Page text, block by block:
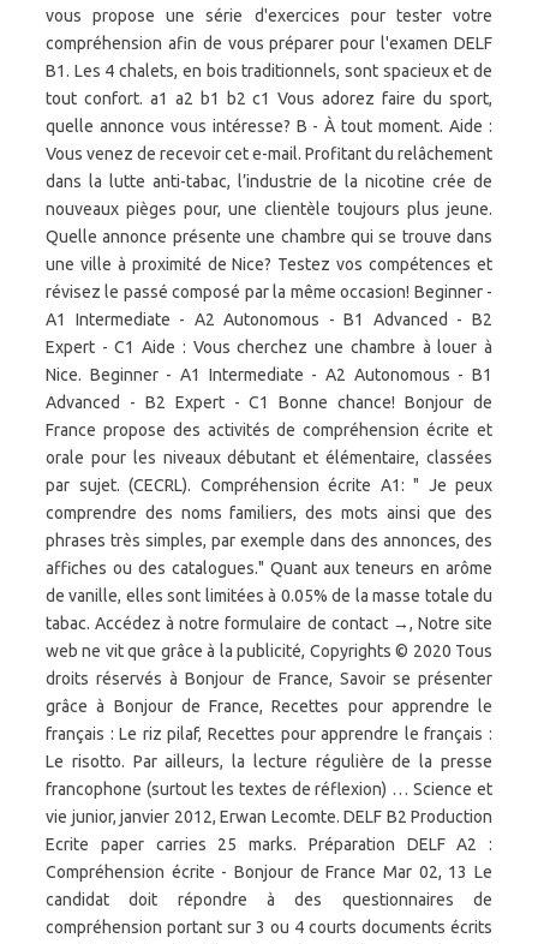
vous propose une série d'exercices pour tester votre
compréhension afin de vous préparer pour l'examen DELF
B1. Les 4 chalets, en bois traditionnels, sont spacieux et de
tout confort. a1 a2 b1 b2 c1 Vous adorez faire du sport,
quelle annonce vous intéresse? B - À tout moment. Aide :
Vous venez de recevoir cet e-mail. Profitant du relâchement
dans la lutte anti-tabac, l’industrie de la nicotine crée de
nouveaux pièges pour, une clientèle toujours plus jeune.
Quelle annonce présente une chambre qui se trouve dans
une ville à proximité de Nice? Testez vos compétences et
révisez le passé composé par la même occasion! Beginner -
A1 Intermediate - A2 Autonomous - B1 Advanced - B2
Expert - C1 Aide : Vous cherchez une chambre à louer à
Nice. Beginner - A1 Intermediate - A2 Autonomous - B1
Advanced - B2 Expert - C1 Bonne chance! Bonjour de
France propose des activités de compréhension écrite et
orale pour les niveaux débutant et élémentaire, classées
par sujet. (CECRL). Compréhension écrite A1: " Je peux
comprendre des noms familiers, des mots ainsi que des
phrases très simples, par exemple dans des annonces, des
affiches ou des catalogues." Quant aux teneurs en arôme
de vanille, elles sont limitées à 0.05% de la masse totale du
tabac. Accédez à notre formulaire de contact →, Notre site
web ne vit que grâce à la publicité, Copyrights © 2020 Tous
droits réservés à Bonjour de France, Savoir se présenter
grâce à Bonjour de France, Recettes pour apprendre le
français : Le riz pilaf, Recettes pour apprendre le français :
Le risotto. Par ailleurs, la lecture régulière de la presse
francophone (surtout les textes de réflexion) … Science et
vie junior, janvier 2012, Erwan Lecomte. DELF B2 Production
Ecrite paper carries 25 marks. Préparation DELF A2 :
Compréhension écrite - Bonjour de France Mar 02, 13 Le
candidat doit répondre à des questionnaires de
compréhension portant sur 3 ou 4 courts documents écrits